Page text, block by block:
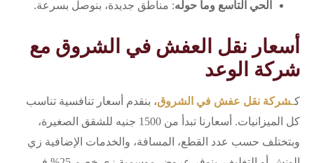
الحي التاسع وما حوله: مناطق جديدة، بنوصل بسرعة.
أسعار نقل العفش في الشروق مع
شركة الوعد
كـشركة نقل عفش في الشروق، بنقدم أسعار تنافسية تناسب
كل الميزانيات. أسعارنا تبدأ من 1500 جنيه للشقق الصغيرة،
وبتختلف حسب عدد القطع، المسافة، والخدمات الإضافية زي